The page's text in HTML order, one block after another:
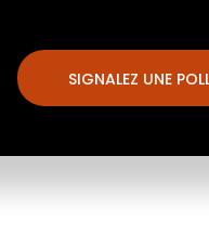
SIGNALEZ UNE